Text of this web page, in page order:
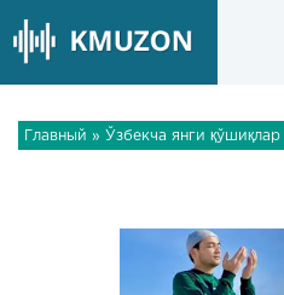
Главный » Ўзбекча янги қўшиқлар